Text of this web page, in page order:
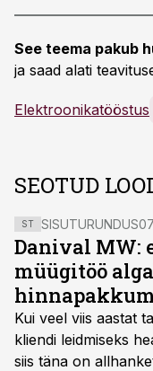
See teema pakub
ja saad alati
Elektroonikatööstus
SEOTUD
ST SISUTURUNDUS
Danival MW:
müügitöö
Kui veel viis aastat
kliendi leidmiseks
siis täna on